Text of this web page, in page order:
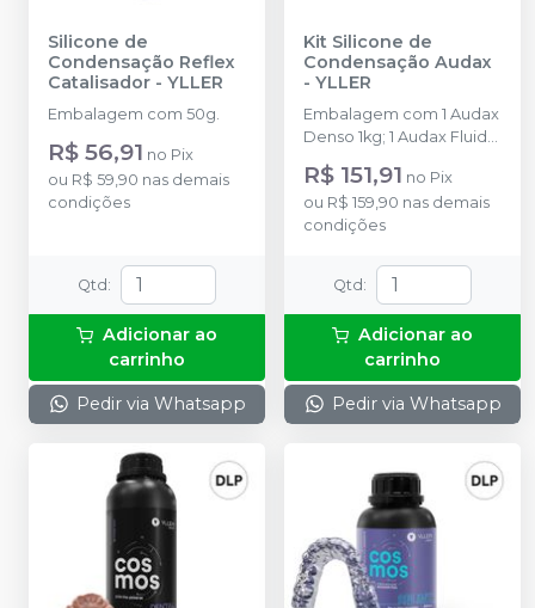
Silicone de
Condensação Reflex
Catalisador - YLLER
Embalagem com 50g.
R$ 56,91 no Pix
ou R$ 59,90 nas demais
condições
Qtd :
Adicionar ao
carrinho
Pedir via Whatsapp
Kit Silicone de
Condensação Audax
- YLLER
Embalagem com 1 Audax
Denso 1kg; 1 Audax Fluido
120g; 1 Audax Catalisador
50g; 1 colher Yller Branca
+ 1 bloco de mistura
Audax.
R$ 151,91 no Pix
ou R$ 159,90 nas demais
condições
Qtd :
Adicionar ao
carrinho
Pedir via Whatsapp